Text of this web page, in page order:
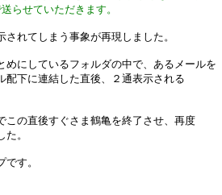
せていただきます。
れてしまう事象が再現しました。
にしているフォルダの中で、あるメールを
配下に連結した直後、２通表示される
の直後すぐさま鶴亀を終了させ、再度
。
す。